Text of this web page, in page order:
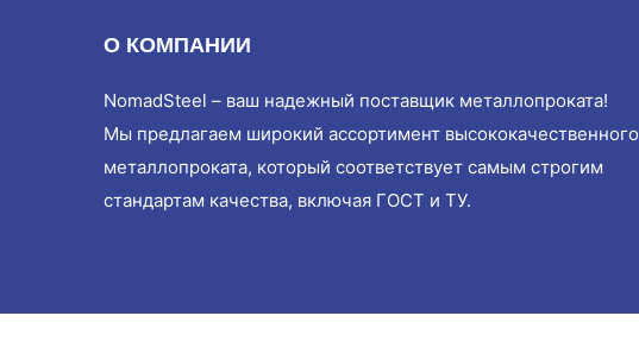
О КОМПАНИИ
NomadSteel – ваш надежный поставщик металлопроката!
Мы предлагаем широкий ассортимент высококачественного
металлопроката, который соответствует самым строгим
стандартам качества, включая ГОСТ и ТУ.